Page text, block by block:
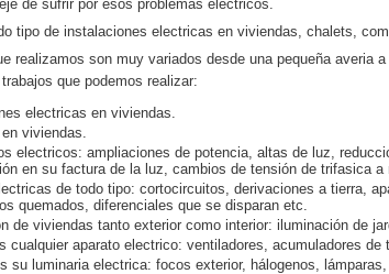
de sufrir por esos problemas eléctricos.
tipo de instalaciones electricas en viviendas, chalets,
realizamos son muy variados desde una pequeña averia
que podemos realizar:
electricas en viviendas.
viviendas.
electricos: ampliaciones de potencia, altas de luz,
en su factura de la luz, cambios de tensión de trifasica
de todo tipo: cortocircuitos, derivaciones a tierra,
quemados, diferenciales que se disparan etc.
de viviendas tanto exterior como interior: iluminación de
cualquier aparato electrico: ventiladores, acumuladores
su luminaria electrica: focos exterior, hálogenos,